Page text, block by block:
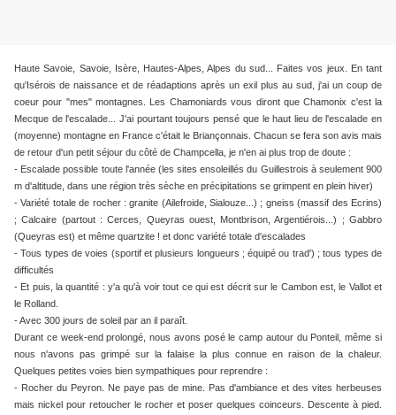
Haute Savoie, Savoie, Isère, Hautes-Alpes, Alpes du sud... Faites vos jeux. En tant
qu'Isérois de naissance et de réadaptions après un exil plus au sud, j'ai un coup de
coeur pour "mes" montagnes. Les Chamoniards vous diront que Chamonix c'est la
Mecque de l'escalade... J'ai pourtant toujours pensé que le haut lieu de l'escalade en
(moyenne) montagne en France c'était le Briançonnais. Chacun se fera son avis mais
de retour d'un petit séjour du côté de Champcella, je n'en ai plus trop de doute :
- Escalade possible toute l'année (les sites ensoleillés du Guillestrois à seulement 900
m d'altitude, dans une région très sèche en précipitations se grimpent en plein hiver)
- Variété totale de rocher : granite (Ailefroide, Sialouze...) ; gneiss (massif des Ecrins)
; Calcaire (partout : Cerces, Queyras ouest, Montbrison, Argentiérois...) ; Gabbro
(Queyras est) et même quartzite ! et donc variété totale d'escalades
- Tous types de voies (sportif et plusieurs longueurs ; équipé ou trad') ; tous types de
difficultés
- Et puis, la quantité : y'a qu'à voir tout ce qui est décrit sur le Cambon est, le Vallot et
le Rolland.
- Avec 300 jours de soleil par an il paraît.
Durant ce week-end prolongé, nous avons posé le camp autour du Ponteil, même si
nous n'avons pas grimpé sur la falaise la plus connue en raison de la chaleur.
Quelques petites voies bien sympathiques pour reprendre :
- Rocher du Peyron. Ne paye pas de mine. Pas d'ambiance et des vites herbeuses
mais nickel pour retoucher le rocher et poser quelques coinceurs. Descente à pied.